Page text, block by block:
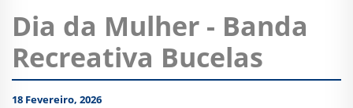
Dia da Mulher - Banda
Recreativa Bucelas
18 Fevereiro, 2026